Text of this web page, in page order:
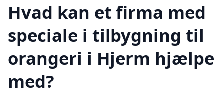
Hvad kan et firma med
speciale i tilbygning til
orangeri i Hjerm hjælpe
med?